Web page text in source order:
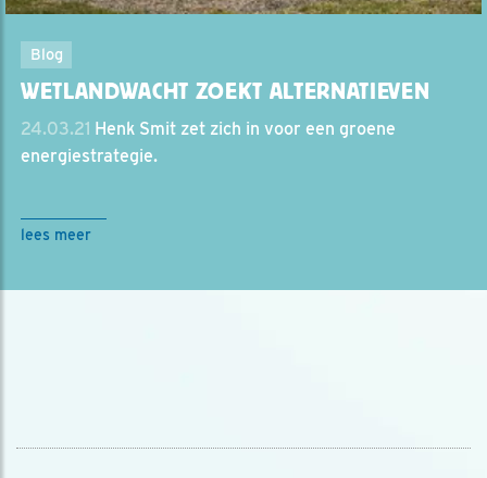
Blog
WETLANDWACHT ZOEKT ALTERNATIEVEN
24.03.21 Henk Smit zet zich in voor een groene
energiestrategie.
lees meer